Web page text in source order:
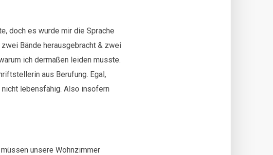
doch es wurde mir die Sprache
Bände herausgebracht & zwei
ich dermaßen leiden musste.
aus Berufung. Egal,
lebensfähig. Also insofern
unsere Wohnzimmer